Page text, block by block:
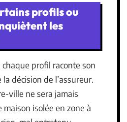
profils ou
les
profil raconte son
décision de l’assureur.
ville ne sera jamais
maison isolée en zone à